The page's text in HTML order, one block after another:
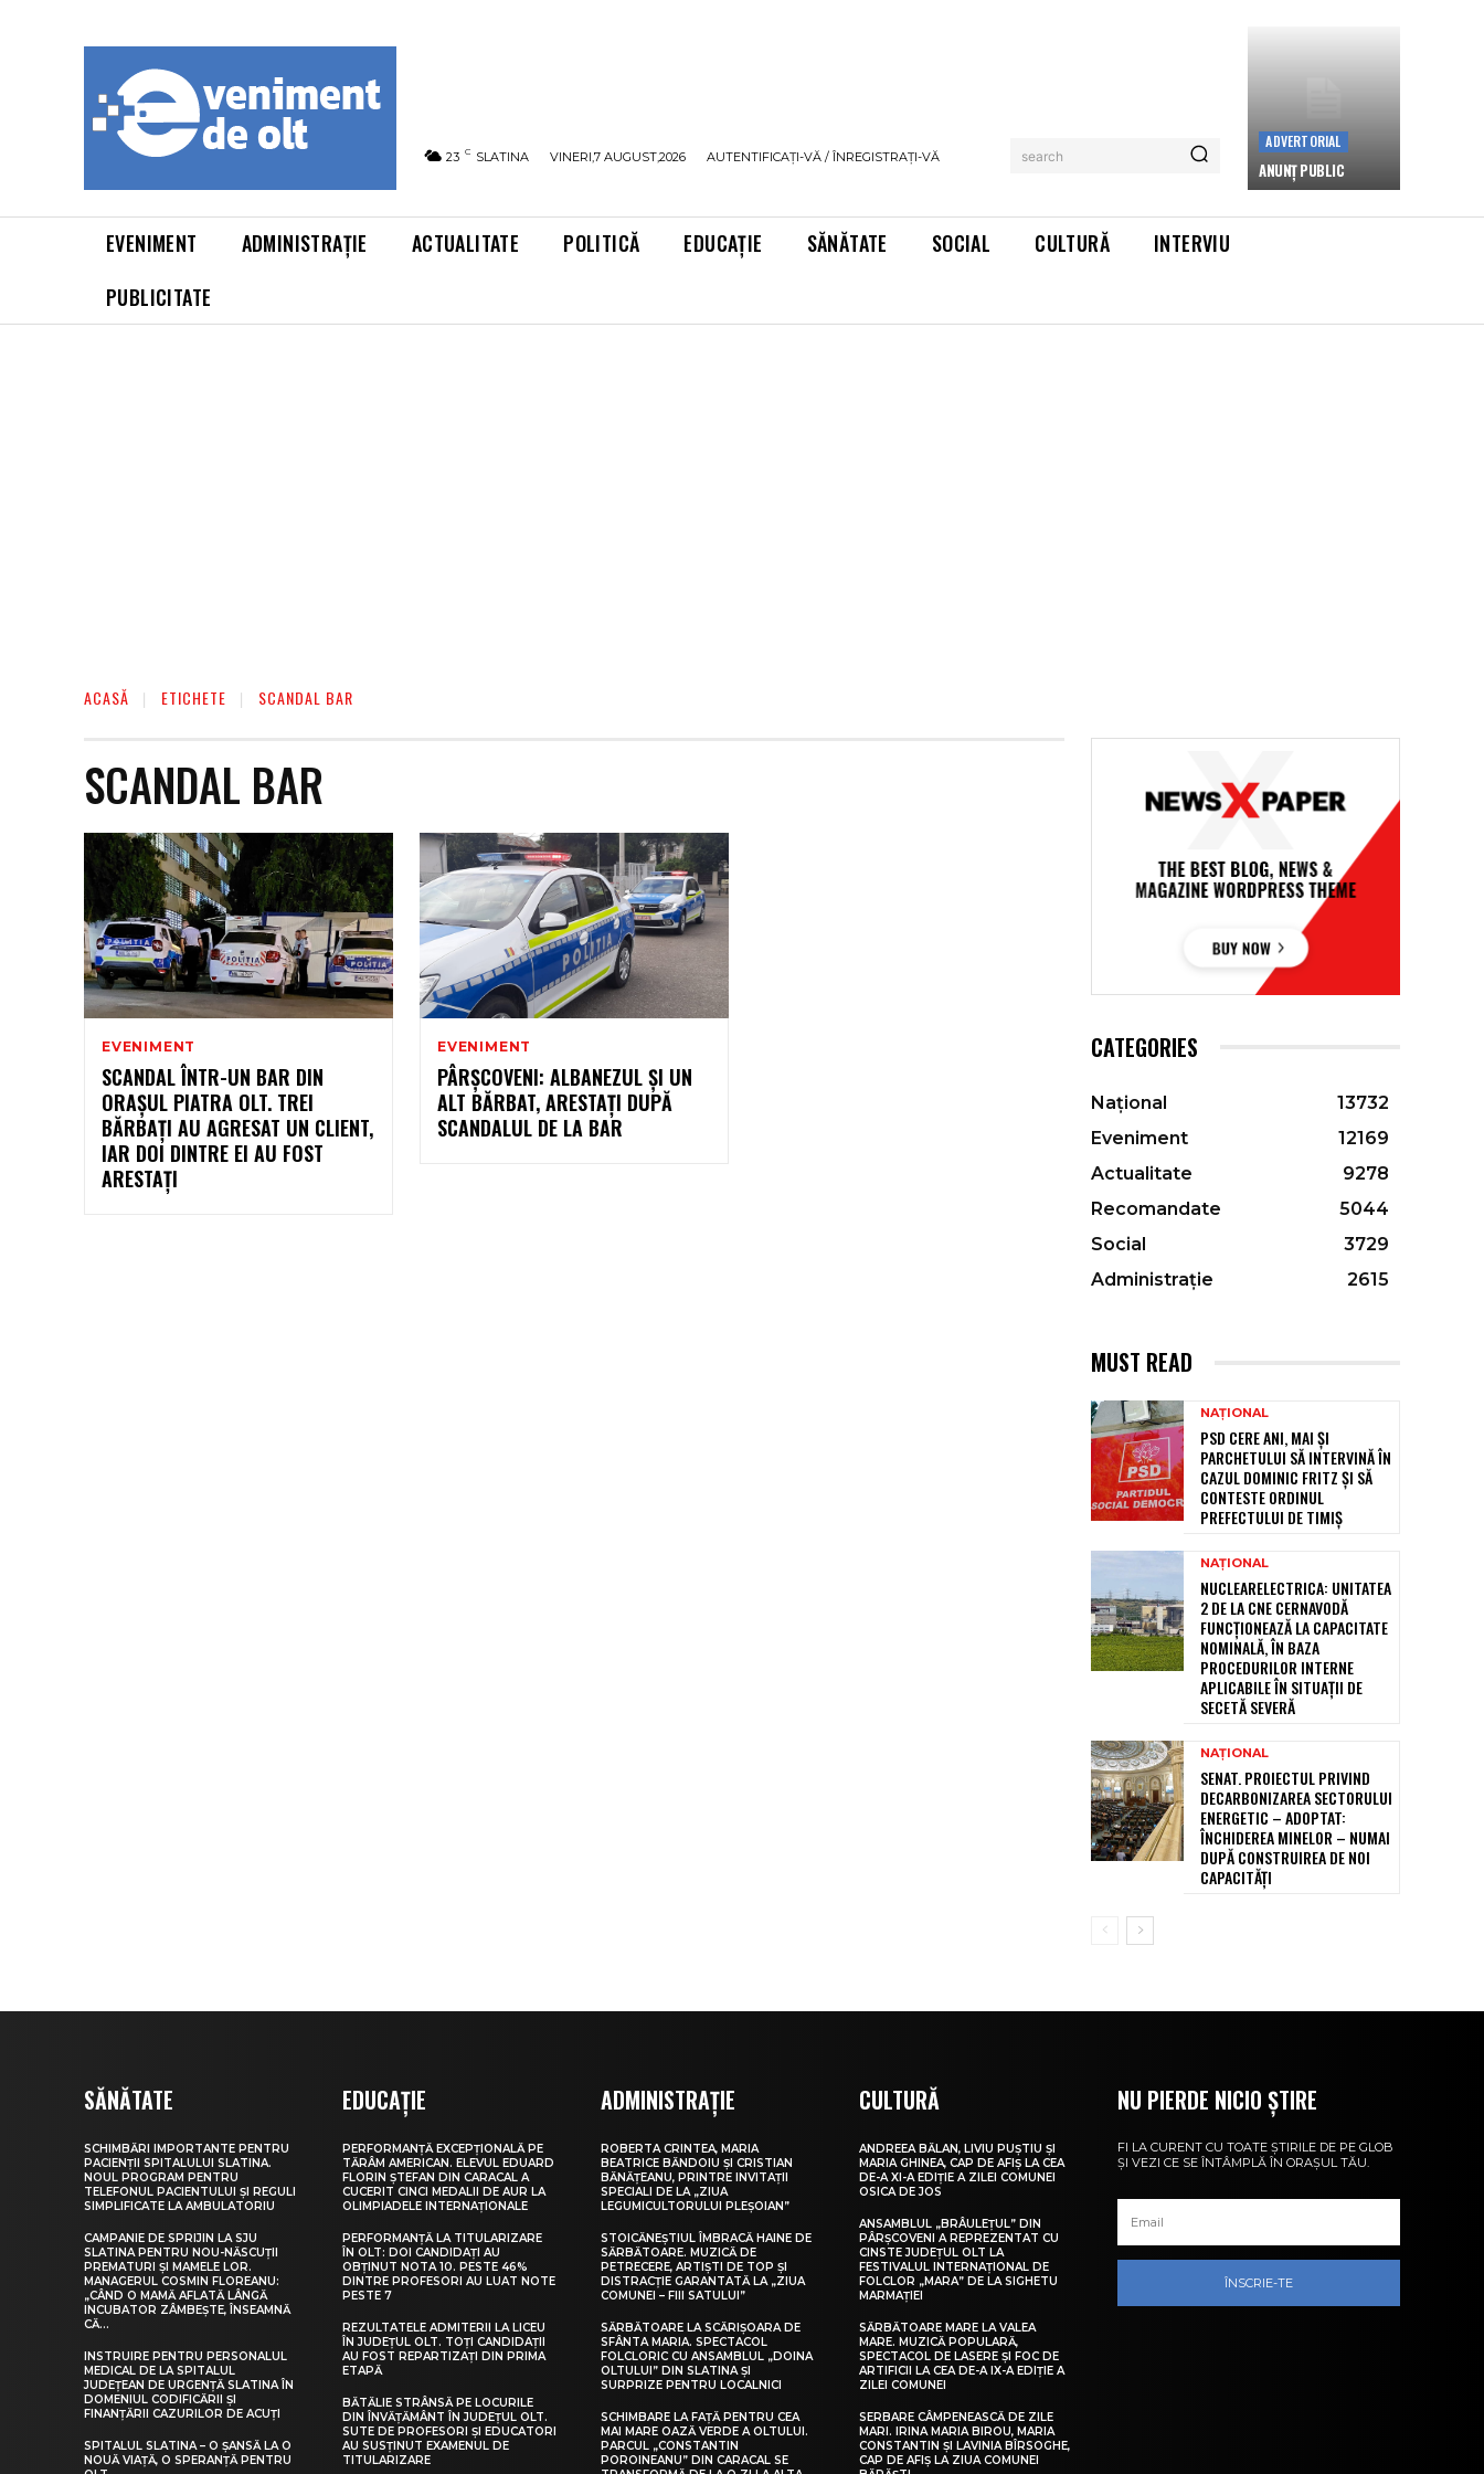
23 C SLATINA VINERI,7 AUGUST,2026 AUTENTIFICAȚI-VĂ / ÎNREGISTRAȚI-VĂ search
ADVERTORIAL
ANUNȚ PUBLIC
EVENIMENT ADMINISTRAȚIE ACTUALITATE POLITICĂ EDUCAȚIE SĂNĂTATE SOCIAL CULTURĂ
INTERVIU
PUBLICITATE
ACASĂ ETICHETE SCANDAL BAR
SCANDAL BAR
EVENIMENT
SCANDAL ÎNTR-UN BAR DIN
ORAȘUL PIATRA OLT. TREI
BĂRBAȚI AU AGRESAT UN CLIENT,
IAR DOI DINTRE EI AU FOST
ARESTAȚI
EVENIMENT
PÂRŞCOVENI: ALBANEZUL ŞI UN
ALT BĂRBAT, ARESTAŢI DUPĂ
SCANDALUL DE LA BAR
CATEGORIES
Național
13732
Eveniment
12169
Actualitate
9278
Recomandate
5044
Social
3729
Administrație
2615
MUST READ
NAȚIONAL
PSD CERE ANI, MAI ȘI
PARCHETULUI SĂ INTERVINĂ ÎN
CAZUL DOMINIC FRITZ ȘI SĂ
CONTESTE ORDINUL
PREFECTULUI DE TIMIȘ
NAȚIONAL
NUCLEARELECTRICA: UNITATEA
2 DE LA CNE CERNAVODĂ
FUNCȚIONEAZĂ LA CAPACITATE
NOMINALĂ, ÎN BAZA
PROCEDURILOR INTERNE
APLICABILE ÎN SITUAȚII DE
SECETĂ SEVERĂ
NAȚIONAL
SENAT. PROIECTUL PRIVIND
DECARBONIZAREA SECTORULUI
ENERGETIC – ADOPTAT:
ÎNCHIDEREA MINELOR – NUMAI
DUPĂ CONSTRUIREA DE NOI
CAPACITĂȚI
SĂNĂTATE
SCHIMBĂRI IMPORTANTE PENTRU
PACIENȚII SPITALULUI SLATINA.
NOUL PROGRAM PENTRU
TELEFONUL PACIENTULUI ȘI REGULI
SIMPLIFICATE LA AMBULATORIU
CAMPANIE DE SPRIJIN LA SJU
SLATINA PENTRU NOU-NĂSCUȚII
PREMATURI ȘI MAMELE LOR.
MANAGERUL COSMIN FLOREANU:
„CÂND O MAMĂ AFLATĂ LÂNGĂ
INCUBATOR ZÂMBEȘTE, ÎNSEAMNĂ
CĂ...
INSTRUIRE PENTRU PERSONALUL
MEDICAL DE LA SPITALUL
JUDEȚEAN DE URGENȚĂ SLATINA ÎN
DOMENIUL CODIFICĂRII ȘI
FINANȚĂRII CAZURILOR DE ACUȚI
SPITALUL SLATINA – O ȘANSĂ LA O
NOUĂ VIAȚĂ, O SPERANȚĂ PENTRU
EDUCAȚIE
PERFORMANȚĂ EXCEPȚIONALĂ PE
TĂRÂM AMERICAN. ELEVUL EDUARD
FLORIN ȘTEFAN DIN CARACAL A
CUCERIT CINCI MEDALII DE AUR LA
OLIMPIADELE INTERNAȚIONALE
PERFORMANȚĂ LA TITULARIZARE
ÎN OLT: DOI CANDIDAȚI AU
OBȚINUT NOTA 10. PESTE 46%
DINTRE PROFESORI AU LUAT NOTE
PESTE 7
REZULTATELE ADMITERII LA LICEU
ÎN JUDEȚUL OLT. TOȚI CANDIDAȚII
AU FOST REPARTIZAȚI DIN PRIMA
ETAPĂ
BĂTĂLIE STRÂNSĂ PE LOCURILE
DIN ÎNVĂȚĂMÂNT ÎN JUDEȚUL OLT.
SUTE DE PROFESORI ȘI EDUCATORI
AU SUSȚINUT EXAMENUL DE
TITULARIZARE
ADMINISTRAȚIE
ROBERTA CRINTEA, MARIA
BEATRICE BĂNDOIU ȘI CRISTIAN
BĂNĂȚEANU, PRINTRE INVITAȚII
SPECIALI DE LA „ZIUA
LEGUMICULTORULUI PLEȘOIAN”
STOICĂNEȘTIUL ÎMBRACĂ HAINE DE
SĂRBĂTOARE. MUZICĂ DE
PETRECERE, ARTIȘTI DE TOP ȘI
DISTRACȚIE GARANTATĂ LA „ZIUA
COMUNEI – FIII SATULUI”
SĂRBĂTOARE LA SCĂRIȘOARA DE
SFÂNTA MARIA. SPECTACOL
FOLCLORIC CU ANSAMBLUL „DOINA
OLTULUI” DIN SLATINA ȘI
SURPRIZE PENTRU LOCALNICI
SCHIMBARE LA FAȚĂ PENTRU CEA
MAI MARE OAZĂ VERDE A OLTULUI.
PARCUL „CONSTANTIN
POROINEANU” DIN CARACAL SE
CULTURĂ
ANDREEA BĂLAN, LIVIU PUȘTIU ȘI
MARIA GHINEA, CAP DE AFIȘ LA CEA
DE-A XI-A EDIȚIE A ZILEI COMUNEI
OSICA DE JOS
ANSAMBLUL „BRÂULEȚUL” DIN
PÂRȘCOVENI A REPREZENTAT CU
CINSTE JUDEȚUL OLT LA
FESTIVALUL INTERNAȚIONAL DE
FOLCLOR „MARA” DE LA SIGHETU
MARMAȚIEI
SĂRBĂTOARE MARE LA VALEA
MARE. MUZICĂ POPULARĂ,
SPECTACOL DE LASERE ȘI FOC DE
ARTIFICII LA CEA DE-A IX-A EDIȚIE A
ZILEI COMUNEI
SERBARE CÂMPENEASCĂ DE ZILE
MARI. IRINA MARIA BIROU, MARIA
CONSTANTIN ȘI LAVINIA BÎRSOGHE,
CAP DE AFIȘ LA ZIUA COMUNEI
NU PIERDE NICIO ȘTIRE
FI LA CURENT CU TOATE ȘTIRILE DE PE GLOB
ȘI VEZI CE SE ÎNTÂMPLĂ ÎN ORAȘUL TĂU.
ÎNSCRIE-TE